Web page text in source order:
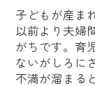
子どもが産ま
以前より夫婦
がちです。育
ないがしろに
不満が溜まる